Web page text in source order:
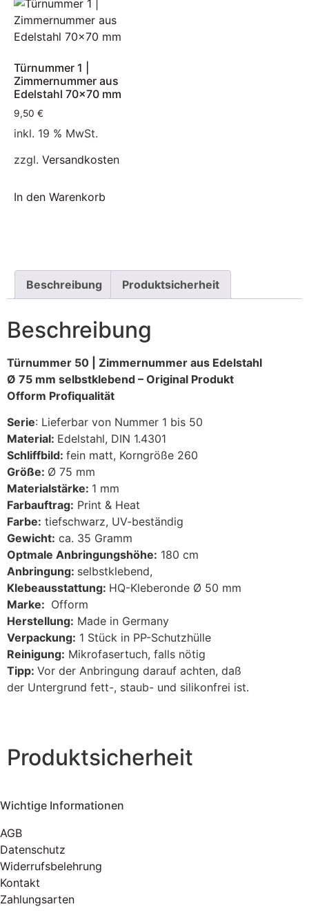
Türnummer 1 |
Zimmernummer aus
Edelstahl 70×70 mm
9,50 €
inkl. 19 % MwSt.
zzgl. Versandkosten
In den Warenkorb
Beschreibung Produktsicherheit
Beschreibung
Türnummer 50 | Zimmernummer aus Edelstahl
Ø 75 mm selbstklebend – Original Produkt
Ofform Profiqualität
Serie: Lieferbar von Nummer 1 bis 50
Material: Edelstahl, DIN 1.4301
Schliffbild: fein matt, Korngröße 260
Größe: Ø 75 mm
Materialstärke: 1 mm
Farbauftrag: Print & Heat
Farbe: tiefschwarz, UV-beständig
Gewicht: ca. 35 Gramm
Optmale Anbringungshöhe: 180 cm
Anbringung: selbstklebend,
Klebeausstattung: HQ-Kleberonde Ø 50 mm
Marke: Ofform
Herstellung: Made in Germany
Verpackung: 1 Stück in PP-Schutzhülle
Reinigung: Mikrofasertuch, falls nötig
Tipp: Vor der Anbringung darauf achten, daß
der Untergrund fett-, staub- und silikonfrei ist.
Produktsicherheit
Wichtige Informationen
AGB
Datenschutz
Widerrufsbelehrung
Kontakt
Zahlungsarten